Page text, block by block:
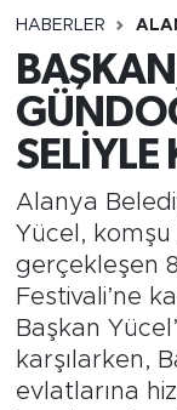
HABERLER
SELİYLE
Alanya
Yücel, komşu
gerçekleşen
Festivali’ne
Başkan
karşılarken,
evlatlarına
Bölgesel
Dünya
Ekonomi
Gazipaşa
Güncel
Tüm
Son
Haber